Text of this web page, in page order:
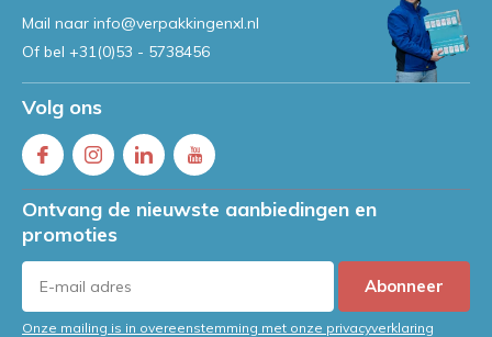
Mail naar info@verpakkingenxl.nl
Of bel +31(0)53 - 5738456
Volg ons
Ontvang de nieuwste aanbiedingen en
promoties
Abonneer
Onze mailing is in overeenstemming met onze privacyverklaring